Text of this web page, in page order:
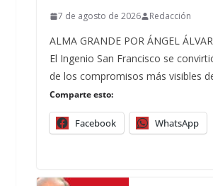
7 de agosto de 2026 Redacción
ALMA GRANDE POR ÁNGEL
El Ingenio San Francisco se
de los compromisos más visibles
Comparte esto:
Facebook WhatsApp